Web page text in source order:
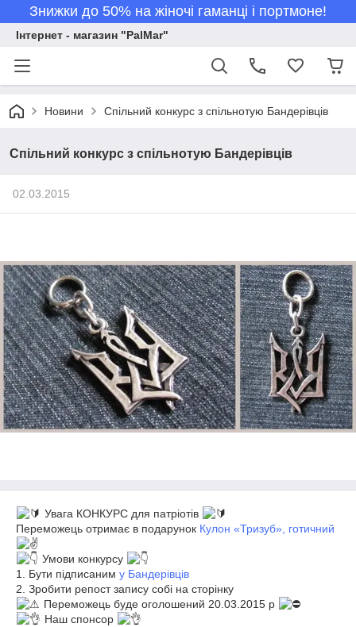
Знижки до 50% на жіночі гаманці і портмоне!
Інтернет - магазин "PalMar"
Новини Спільний конкурс з спільнотую Бандерівців
Спільний конкурс з спільнотую Бандерівців
02.03.2015
Увага КОНКУРС для патріотів
Переможець отримає в подарунок Кулон «Тризуб», готичний
Умови конкурсу
1. Бути підписаним у Бандерівців
2. Зробити репост запису собі на сторінку
Переможець буде оголошений 20.03.2015 р
Наш спонсор